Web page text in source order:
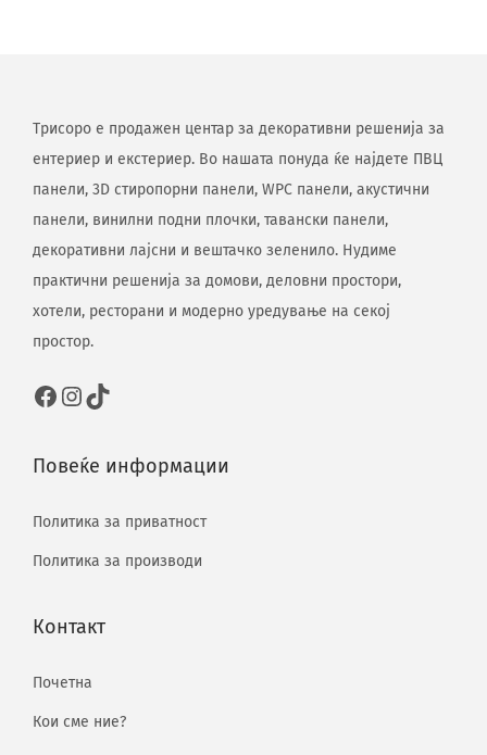
Трисоро е продажен центар за декоративни решенија за
ентериер и екстериер. Во нашата понуда ќе најдете ПВЦ
панели, 3D стиропорни панели, WPC панели, акустични
панели, винилни подни плочки, тавански панели,
декоративни лајсни и вештачко зеленило. Нудиме
практични решенија за домови, деловни простори,
хотели, ресторани и модерно уредување на секој
простор.
Повеќе информации
Политика за приватност
Политика за производи
Контакт
Почетна
Кои сме ние?